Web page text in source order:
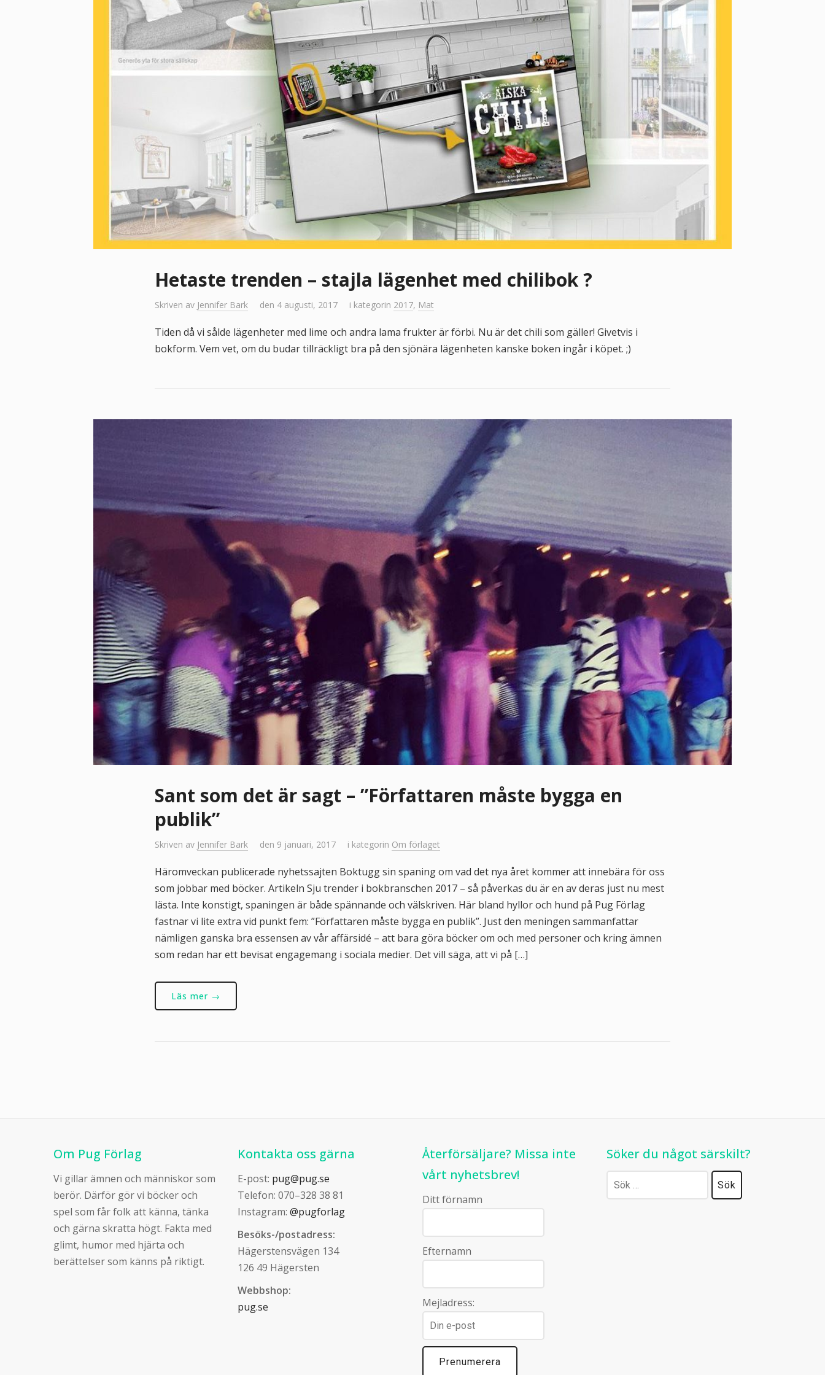
Hetaste trenden – stajla lägenhet med chilibok ?
Skriven av Jennifer Bark den 4 augusti, 2017 i kategorin 2017, Mat
Tiden då vi sålde lägenheter med lime och andra lama frukter är förbi. Nu är det chili som gäller! Givetvis i
bokform. Vem vet, om du budar tillräckligt bra på den sjönära lägenheten kanske boken ingår i köpet. ;)
Sant som det är sagt – ”Författaren måste bygga en
publik”
Skriven av Jennifer Bark den 9 januari, 2017 i kategorin Om förlaget
Häromveckan publicerade nyhetssajten Boktugg sin spaning om vad det nya året kommer att innebära för oss
som jobbar med böcker. Artikeln Sju trender i bokbranschen 2017 – så påverkas du är en av deras just nu mest
lästa. Inte konstigt, spaningen är både spännande och välskriven. Här bland hyllor och hund på Pug Förlag
fastnar vi lite extra vid punkt fem: ”Författaren måste bygga en publik”. Just den meningen sammanfattar
nämligen ganska bra essensen av vår affärsidé – att bara göra böcker om och med personer och kring ämnen
som redan har ett bevisat engagemang i sociala medier. Det vill säga, att vi på […]
Läs mer →
Om Pug Förlag
Vi gillar ämnen och människor som
berör. Därför gör vi böcker och
spel som får folk att känna, tänka
och gärna skratta högt. Fakta med
glimt, humor med hjärta och
berättelser som känns på riktigt.
Kontakta oss gärna
E-post: pug@pug.se
Telefon: 070–328 38 81
Instagram:@pugforlag
Besöks-/postadress:
Hägerstensvägen 134
126 49 Hägersten
Webbshop:
pug.se
Återförsäljare? Missa inte
vårt nyhetsbrev!
Ditt förnamn
Efternamn
Mejladress:
Söker du något särskilt?
Sök
efter: